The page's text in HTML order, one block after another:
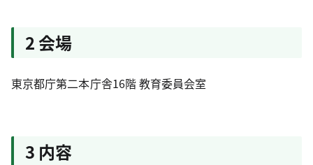
2 会場
東京都庁第二本庁舎16階 教育委員会室
3 内容